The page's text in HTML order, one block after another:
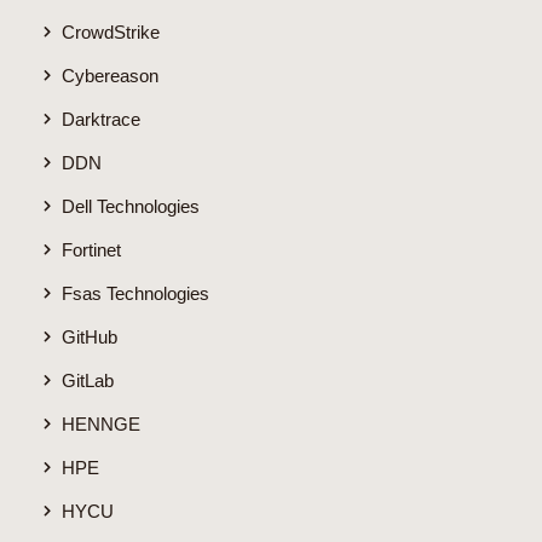
CrowdStrike
Cybereason
Darktrace
DDN
Dell Technologies
Fortinet
Fsas Technologies
GitHub
GitLab
HENNGE
HPE
HYCU